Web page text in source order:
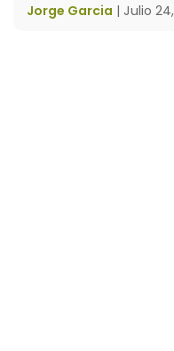
Jorge Garcia | Julio